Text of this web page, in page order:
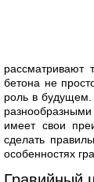
рассматривают
бетона не
роль в
имеет свои
сделать
особенностях